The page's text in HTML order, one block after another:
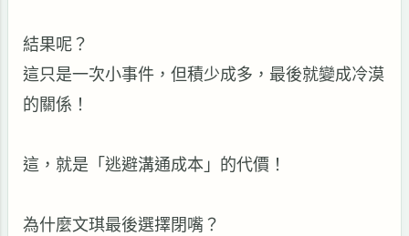
結果呢？
這只是一次小事件，但積少成多，最後就變成冷漠
的關係！
這，就是「逃避溝通成本」的代價！
為什麼文琪最後選擇閉嘴？